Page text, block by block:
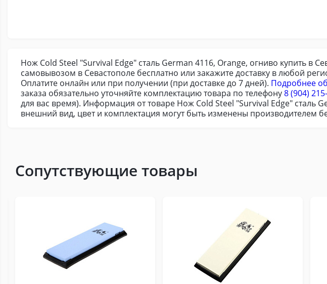
Нож Cold Steel "Survival Edge" сталь German 4116, Orange, огниво купить в
самовывозом в Севастополе бесплатно или закажите доставку в любой
Оплатите онлайн или при получении (при доставке до 7 дней). Подробнее
заказа обязательно уточняйте комплектацию товара по телефону8 (904)
для вас время). Информация от товаре Нож Cold Steel "Survival Edge" сталь
внешний вид, цвет и комплектация могут быть изменены производителем
Сопутствующие товары